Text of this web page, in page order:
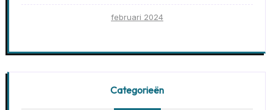
februari 2024
Categorieën